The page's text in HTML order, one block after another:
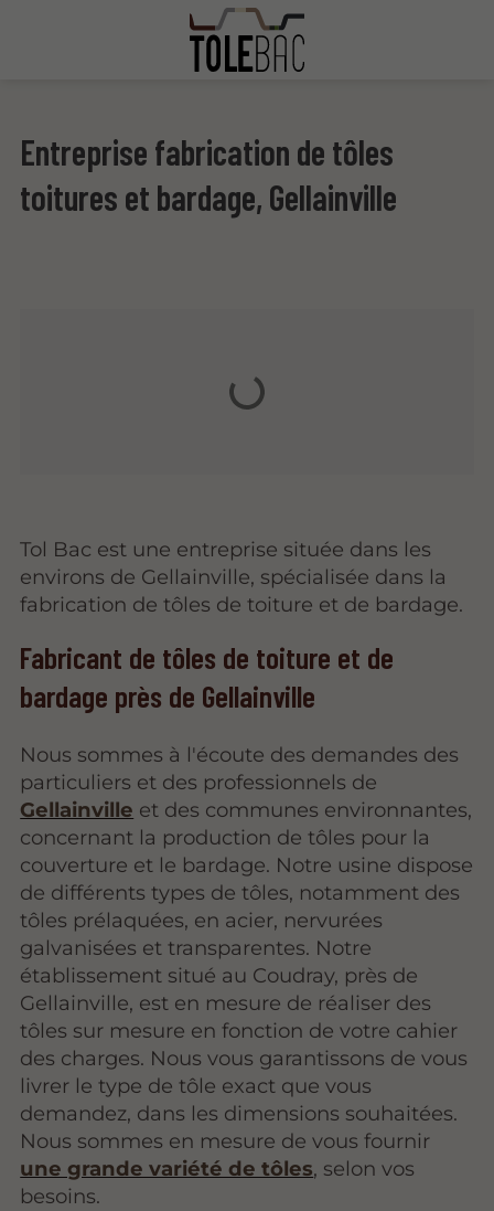
Entreprise fabrication de tôles
toitures et bardage, Gellainville
Tol Bac est une entreprise située dans les
environs de Gellainville, spécialisée dans la
fabrication de tôles de toiture et de bardage.
Fabricant de tôles de toiture et de
bardage près de Gellainville
Nous sommes à l'écoute des demandes des
particuliers et des professionnels de
Gellainville et des communes environnantes,
concernant la production de tôles pour la
couverture et le bardage. Notre usine dispose
de différents types de tôles, notamment des
tôles prélaquées, en acier, nervurées
galvanisées et transparentes. Notre
établissement situé au Coudray, près de
Gellainville, est en mesure de réaliser des
tôles sur mesure en fonction de votre cahier
des charges. Nous vous garantissons de vous
livrer le type de tôle exact que vous
demandez, dans les dimensions souhaitées.
Nous sommes en mesure de vous fournir
une grande variété de tôles, selon vos
besoins.